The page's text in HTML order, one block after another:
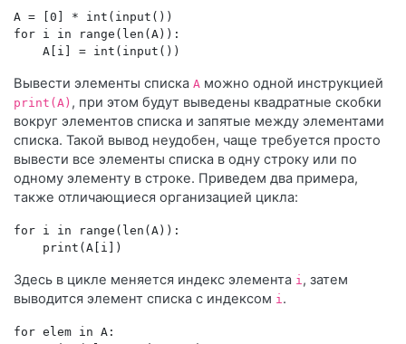
A = [0] * int(input())
for i in range(len(A)):
Вывести элементы списка A можно одной инструкцией
print(A) , при этом будут выведены квадратные скобки
вокруг элементов списка и запятые между элементами
списка. Такой вывод неудобен, чаще требуется просто
вывести все элементы списка в одну строку или по
одному элементу в строке. Приведем два примера,
также отличающиеся организацией цикла:
for i in range(len(A)):
Здесь в цикле меняется индекс элемента i , затем
выводится элемент списка с индексом i .
for elem in A: